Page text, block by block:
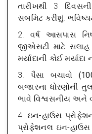
તારીખથી 3
સબમિટ કરીશું.
2.વર્ષ આસપાસ
જીએસટી માટે સલાહ
મર્યાદાની કોઈ મર્યાદા
3. પૈસા બચાવો
બજારના ધોરણોની
ભાવે વિશ્વસનીય અને
4. ઇન-હાઉસ
પ્રોફેશનલ ઇન-